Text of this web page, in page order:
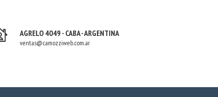
AGRELO 4049 - CABA - ARGENTINA
ventas@camozziweb.com.ar